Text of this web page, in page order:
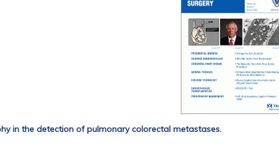
in the detection of pulmonary colorectal metastases.